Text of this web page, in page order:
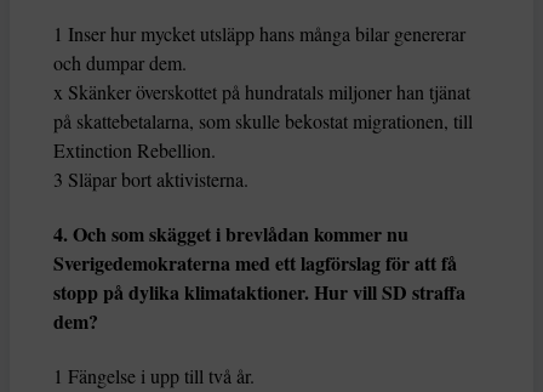
1 Inser hur mycket utsläpp hans många bilar genererar
och dumpar dem.
x Skänker överskottet på hundratals miljoner han tjänat
på skattebetalarna, som skulle bekostat migrationen, till
Extinction Rebellion.
3 Släpar bort aktivisterna.
4. Och som skägget i brevlådan kommer nu
Sverigedemokraterna med ett lagförslag för att få
stopp på dylika klimataktioner. Hur vill SD straffa
dem?
1 Fängelse i upp till två år.